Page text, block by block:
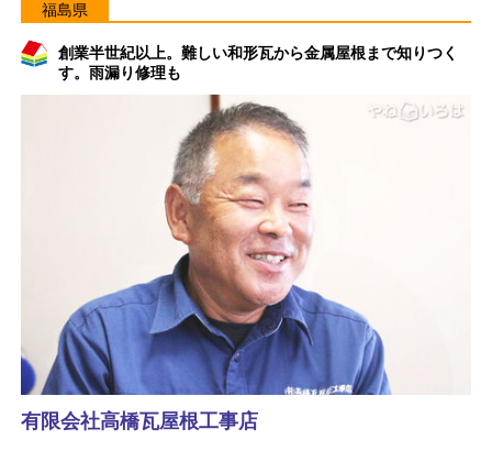
福島県
創業半世紀以上。難しい和形瓦から金属屋根まで知りつく
す。雨漏り修理も
有限会社高橋瓦屋根工事店